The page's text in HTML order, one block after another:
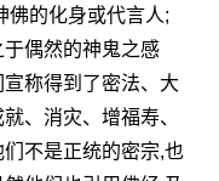
佛的化身或代言人;
偶然的神鬼之感
称得到了密法、大
、消灾、增福寿、
不是正统的密宗,也